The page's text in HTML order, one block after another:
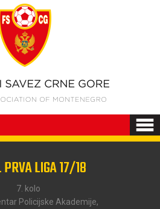
PRVA LIGA 17/18
7. kolo
Policijske Akademije,